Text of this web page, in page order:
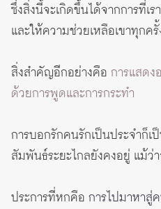
ซึ่งสิ่งนี้จะเกิดขึ้นได้จากการที่เร
และให้ความช่วยเหลือเขาทุกครั้
สิ่งสำคัญอีกอย่างคือ การแสด
ด้วยการพูดและการกระทำ
การบอกรักคนรักเป็นประจำก็
สัมพันธ์ระยะไกลยังคงอยู่ แม้ว่
ประการที่หกคือ การไปมาหาสู่